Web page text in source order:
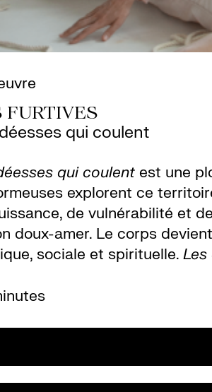
FURTIVES
qui coulent
qui coulentest une
explorent ce
de vulnérabilité et
doux-amer. Le corps
sociale et spirituelle.